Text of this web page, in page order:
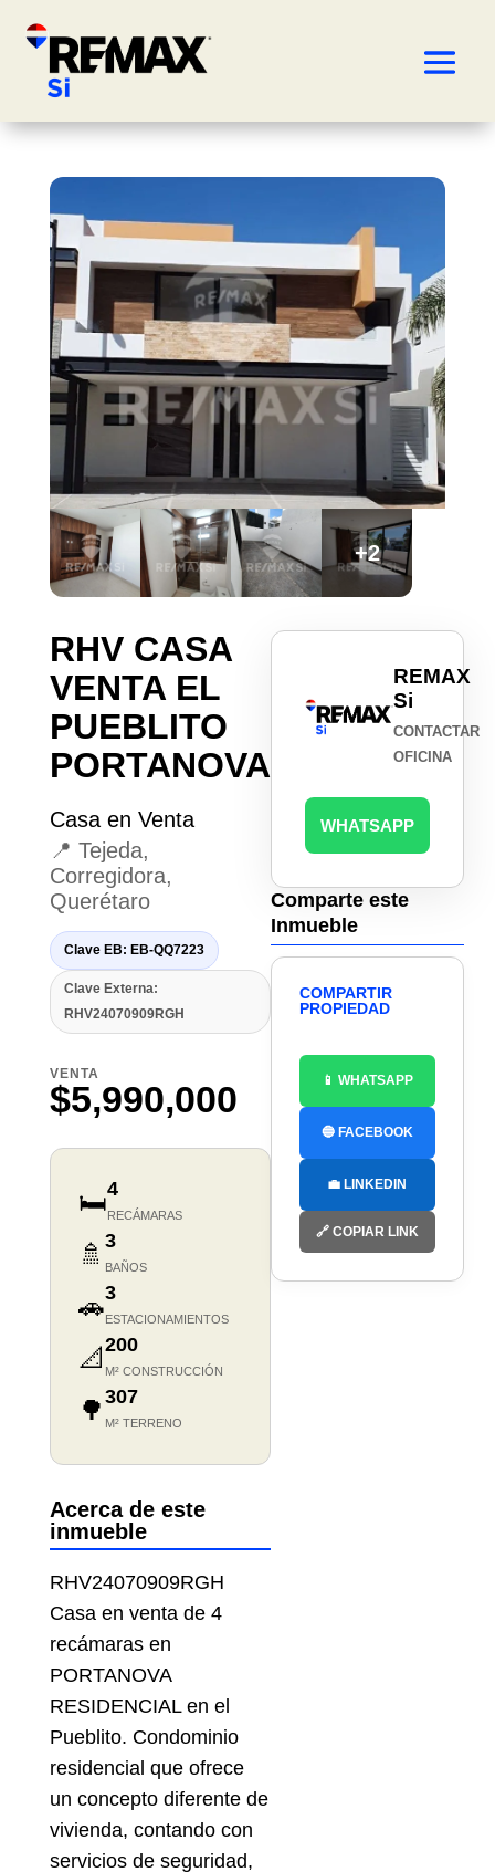
+2
RHV CASA
VENTA EL
PUEBLITO
PORTANOVA
Casa en Venta
📍 Tejeda,
Corregidora,
Querétaro
Clave EB: EB-QQ7223
Clave Externa:
RHV24070909RGH
VENTA
$5,990,000
🛏️4
RECÁMARAS
🚿 3
BAÑOS
🚗3
ESTACIONAMIENTOS
📐 200
M² CONSTRUCCIÓN
🌳 307
M² TERRENO
Acerca de este
inmueble
RHV24070909RGH
Casa en venta de 4
recámaras en
PORTANOVA
RESIDENCIAL en el
Pueblito. Condominio
residencial que ofrece
un concepto diferente de
vivienda, contando con
servicios de seguridad,
REMAX
Si
CONTACTAR
OFICINA
WHATSAPP
Comparte este
Inmueble
COMPARTIR
PROPIEDAD
📱 WHATSAPP
🔵 FACEBOOK
💼 LINKEDIN
🔗 COPIAR LINK